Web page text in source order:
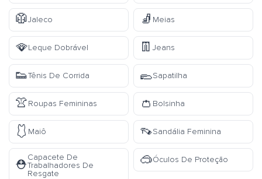
🥼Jaleco 🧦 Meias
🪭Leque Dobrável 👖 Jeans
👟Tênis De Corrida 🥿Sapatilha
👚Roupas Femininas 👛 Bolsinha
🩱 Maiô 👡Sandália Feminina
⛑️
Capacete De
Trabalhadores De
Resgate
🥽Óculos De Proteção